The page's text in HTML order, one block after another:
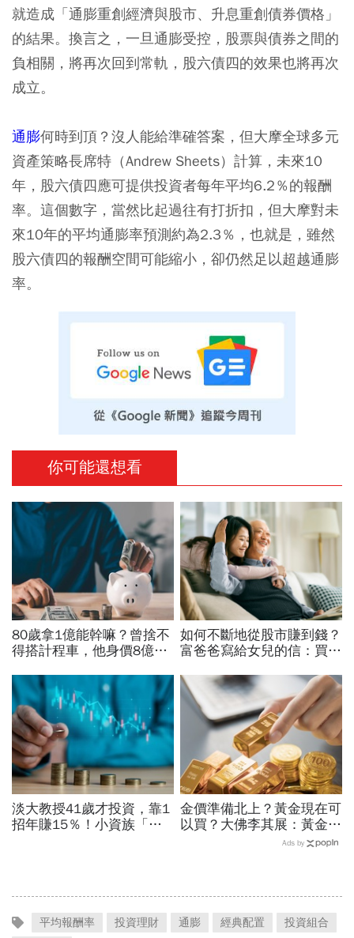
就造成「通膨重創經濟與股市、升息重創債券價格」
的結果。換言之，一旦通膨受控，股票與債券之間的
負相關，將再次回到常軌，股六債四的效果也將再次
成立。
通膨何時到頂？沒人能給準確答案，但大摩全球多元
資產策略長席特（Andrew Sheets）計算，未來10
年，股六債四應可提供投資者每年平均6.2％的報酬
率。這個數字，當然比起過往有打折扣，但大摩對未
來10年的平均通膨率預測約為2.3％，也就是，雖然
股六債四的報酬空間可能縮小，卻仍然足以超越通膨
率。
你可能還想看
80歲拿1億能幹嘛？曾捨不
得搭計程車，他身價8億後
期」：這3件事花錢別手軟
如何不斷地從股市賺到錢？
富爸爸寫給女兒的信：買股
淡大教授41歲才投資，靠1
招年賺15％！小資族「勝
金價準備北上？黃金現在可
以買？大佛李其展：黃金價
格摸到4300美元是好事！
Ads by
平均報酬率 投資理財 通膨 經典配置
投資組合